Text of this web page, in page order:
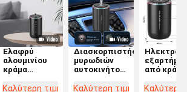
Ελαφρύ
αλουμινίου
κράμα
μυρωδιά
Καλύτερη τιμή
Διασκορπιστής
μυρωδιών
αυτοκινήτου
σκούρο μπλε
Καλύτερη τιμή
από κράμα
ABS
Καλύτερη